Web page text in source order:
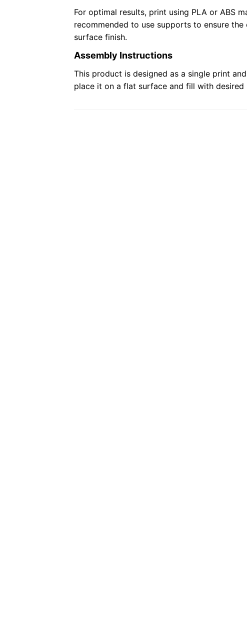
For optimal results, print using PLA or ABS
recommended to use supports to ensure
surface finish.
Assembly Instructions
This product is designed as a single print
place it on a flat surface and fill with desired